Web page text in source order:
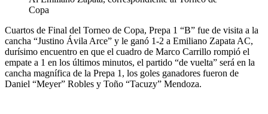
Copa
Cuartos de Final del Torneo de Copa, Prepa 1 “B” fue de visita a la
cancha “Justino Ávila Arce” y le ganó 1-2 a Emiliano Zapata AC,
durísimo encuentro en que el cuadro de Marco Carrillo rompió el
empate a 1 en los últimos minutos, el partido “de vuelta” será en la
cancha magnífica de la Prepa 1, los goles ganadores fueron de
Daniel “Meyer” Robles y Toño “Tacuzy” Mendoza.